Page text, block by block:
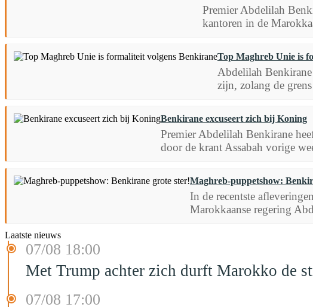
Premier Abdelilah
kantoren in de
Top Maghreb Unie is
Abdelilah
zijn, zolang de
Benkirane excuseert zich bij Koning
Premier Abdelilah Benkirane
door de krant Assabah vorige
Maghreb-puppetshow:
In de recentste
Marokkaanse regering
Laatste nieuws
07/08 18:00
Met Trump achter zich durft Marokko de
07/08 17:00